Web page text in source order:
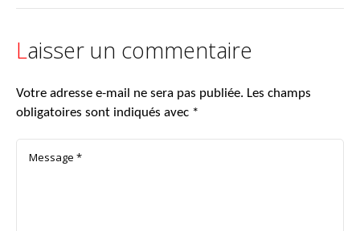
Laisser un commentaire
Votre adresse e-mail ne sera pas publiée. Les champs
obligatoires sont indiqués avec *